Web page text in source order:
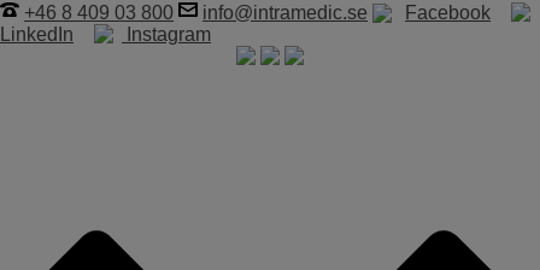
+46 8 409 03 800 info@intramedic.se
Facebook
LinkedIn
Instagram